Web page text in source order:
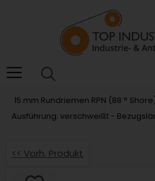
das
Barrierefreiheitsmenü
15 mm Rundriemen RPN (88 °
Ausführung: verschweißt -
<< Vorh. Produkt